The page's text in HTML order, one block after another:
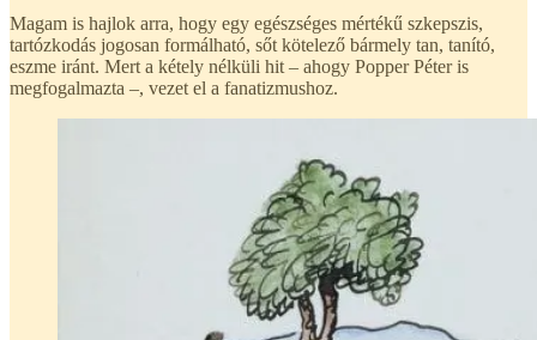
Magam is hajlok arra, hogy egy egészséges mértékű szkepszis,
tartózkodás jogosan formálható, sőt kötelező bármely tan, tanító,
eszme iránt. Mert a kétely nélküli hit – ahogy Popper Péter is
megfogalmazta –, vezet el a fanatizmushoz.